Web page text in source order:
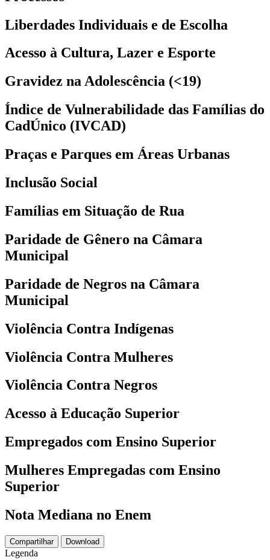
Liberdades Individuais e de Escolha
Acesso à Cultura, Lazer e Esporte
Gravidez na Adolescência (<19)
Índice de Vulnerabilidade das Famílias do
CadÚnico (IVCAD)
Praças e Parques em Áreas Urbanas
Inclusão Social
Famílias em Situação de Rua
Paridade de Gênero na Câmara
Municipal
Paridade de Negros na Câmara
Municipal
Violência Contra Indígenas
Violência Contra Mulheres
Violência Contra Negros
Acesso à Educação Superior
Empregados com Ensino Superior
Mulheres Empregadas com Ensino
Superior
Nota Mediana no Enem
Compartilhar Download
Legenda